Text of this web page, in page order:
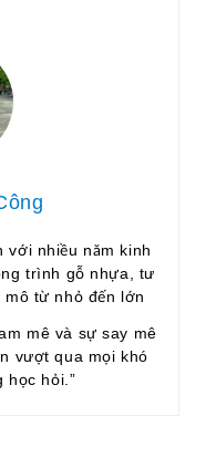
với nhiều năm kinh
trình gỗ nhựa, tư
từ nhỏ đến lớn
mê và sự say mê
vượt qua mọi khó
học hỏi.”